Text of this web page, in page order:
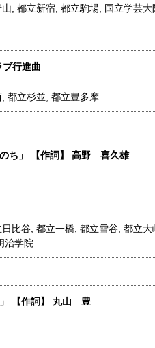
都立新宿, 都立駒場, 国立学芸大
ブ行進曲
, 都立杉並 都立豊多摩
ち」 【作詞】 高野 喜久雄
比谷, 都立一橋, 都立雪谷, 都立大
治学院
【作詞】 丸山 豊